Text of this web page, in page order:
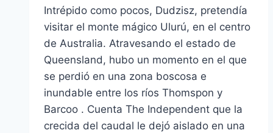
Intrépido como pocos, Dudzisz, pretendía
visitar el monte mágico Ulurú, en el centro
de Australia. Atravesando el estado de
Queensland, hubo un momento en el que
se perdió en una zona boscosa e
inundable entre los ríos Thomspon y
Barcoo . Cuenta The Independent que la
crecida del caudal le dejó aislado en una